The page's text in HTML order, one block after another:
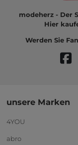
modeherz - Der
Hier
Werden Sie
unsere Marken
4YOU
abro